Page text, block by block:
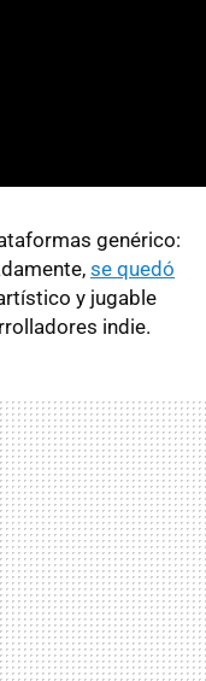
genérico:
se quedó
y jugable
indie.